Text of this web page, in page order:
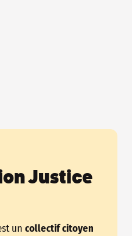
Justice
un collectif citoyen